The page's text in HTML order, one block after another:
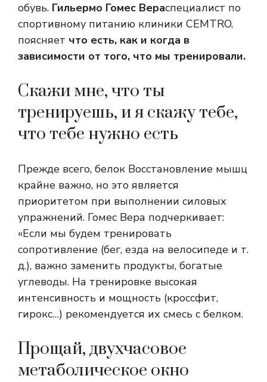
обувь. Гильермо Гомес Вераспециалист по
спортивному питанию клиники CEMTRO,
поясняет что есть, как и когда в
зависимости от того, что мы тренировали.
Скажи мне, что ты
тренируешь, и я скажу тебе,
что тебе нужно есть
Прежде всего, белок Восстановление мышц
крайне важно, но это является
приоритетом при выполнении силовых
упражнений. Гомес Вера подчеркивает:
«Если мы будем тренировать
сопротивление (бег, езда на велосипеде и т.
д.), важно заменить продукты, богатые
углеводы. На тренировке высокая
интенсивность и мощность (кроссфит,
гирокс…) рекомендуется их смесь с белком.
Прощай, двухчасовое
метаболическое окно